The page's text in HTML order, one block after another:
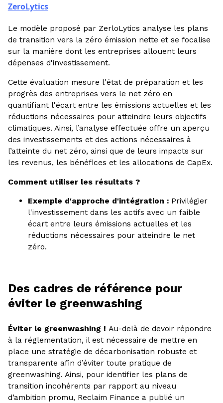
ZeroLytics
Le modèle proposé par ZerloLytics analyse les plans
de transition vers la zéro émission nette et se focalise
sur la manière dont les entreprises allouent leurs
dépenses d'investissement.
Cette évaluation mesure l'état de préparation et les
progrès des entreprises vers le net zéro en
quantifiant l'écart entre les émissions actuelles et les
réductions nécessaires pour atteindre leurs objectifs
climatiques. Ainsi, l’analyse effectuée offre un aperçu
des investissements et des actions nécessaires à
l’atteinte du net zéro, ainsi que de leurs impacts sur
les revenus, les bénéfices et les allocations de CapEx.
Comment utiliser les résultats ?
Exemple d'approche d'intégration : Privilégier
l'investissement dans les actifs avec un faible
écart entre leurs émissions actuelles et les
réductions nécessaires pour atteindre le net
zéro.
Des cadres de référence pour
éviter le greenwashing
Éviter le greenwashing ! Au-delà de devoir répondre
à la réglementation, il est nécessaire de mettre en
place une stratégie de décarbonisation robuste et
transparente afin d’éviter toute pratique de
greenwashing. Ainsi, pour identifier les plans de
transition incohérents par rapport au niveau
d’ambition promu, Reclaim Finance a publié un